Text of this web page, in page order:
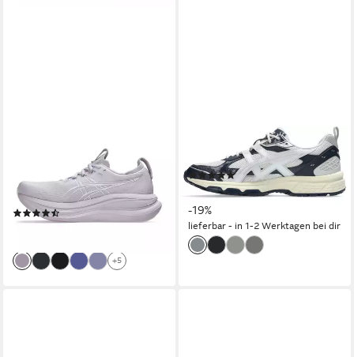
GEL-NIMBUS 28 Laufschuh
für Erwachsene, mit leicht
profiliertem Laufsohlenprofil
(14)
199,95 €
+5
ASICS SPORTSTYLE
GEL-NUNOBIKI Sneaker
(1)
ab 88,99 € UVP110,00 €
-19%
lieferbar - in 1-2 Werktagen bei dir